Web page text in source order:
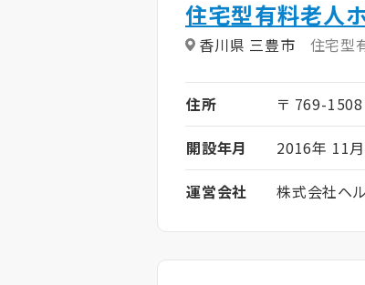
住宅型有料老人
香川県 三豊市 住宅型
住所
〒 769-
開設年月
2016年 11月
運営会社
株式会社ヘ